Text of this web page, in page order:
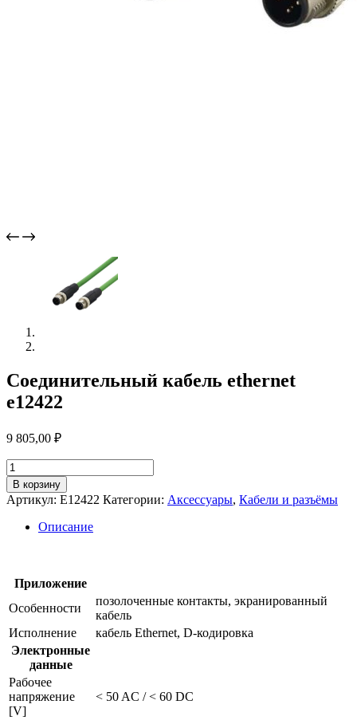
Соединительный кабель ethernet
e12422
9 805,00 ₽
Количество
товара
Соединительный
кабель
ethernet
e12422
В корзину
Артикул: E12422 Категории: Аксессуары, Кабели и разъёмы
Описание
Приложение
Особенности
позолоченные контакты, экранированный
кабель
Исполнение
кабель Ethernet, D-кодировка
Электронные
данные
Рабочее
напряжение
[V]
< 50 AC / < 60 DC